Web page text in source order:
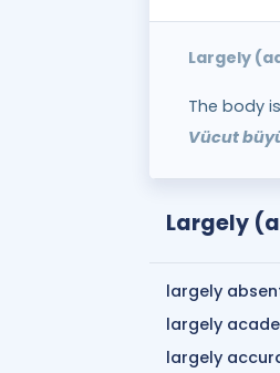
Largely
The body
Vücut
Largely
largely
largely
largely